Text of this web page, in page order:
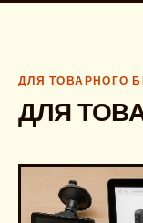
ДЛЯ ТОВАРНОГО
ДЛЯ